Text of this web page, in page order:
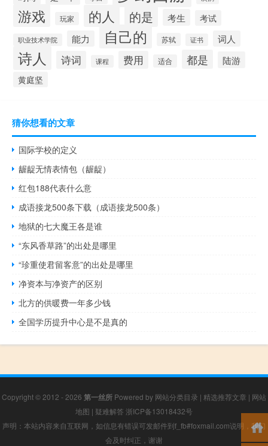
游戏 玩家 的人 的是 考生 考试
职业技术学院 能力 自己的 苏轼 证书 词人
诗人 诗词 课程 费用 适合 都是 陆游
黄庭坚
猜你想看的文章
国际学校的定义
龌龊无情表情包（龌龊）
红包188代表什么意
成语接龙500条下载（成语接龙500条）
地狱的七大魔王各是谁
“东风香草路”的出处是哪里
“珍重使君留客意”的出处是哪里
净资本与净资产的区别
北方的供暖费一年多少钱
全国学历提升中心是不是真的
Copyright © 2012 - 2026 第一丝所 Powered by 网站分类目录 | 精选推荐文章 | 网站
地图 | 疑难解答 浙ICP备13018432号
声明：本站内容来自互联网，如信息有错误可发邮件到f_fb#foxmail.com说明，我们
会及时纠正，谢谢